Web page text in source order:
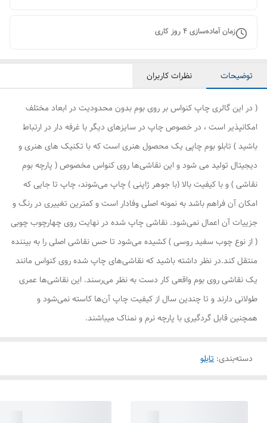
زمان آماده‌سازی4روز کاری
توضیحات نظرات کاربران
( در این گالری چاپ کنواس بر روی بوم بدون محدودیت در ابعاد مختلف
امکانپذیر است ، در خصوص چاپ در سایزهای دیگر با غرفه دار در ارتباط
باشید ) تابلو بوم چاپی یک محصول هنری است که با تکنیک های هنری و
دیجیتال تولید می شود و این نقاشی‌ها روی کنواس مخصوص ( پارچه بوم
نقاشی ) و با کیفیت بالا (با جوهر ژاپنی ) چاپ می‌شوند، چاپ تا جایی که
امکان آن فراهم باشد به نمونه اصلی وفادار است و کمترین تغییری در رنگ و
جزییات آن اعمال نمی‌شود. نقاشی چاپ شده در نهایت روی چهارچوب چوبی
( از نوع چوب سفید روسی ) کشیده می‌شود تا حس نقاشی اصلی را به بیننده
منتقل کند.در نظر داشته باشید که نقاشی‌های چاپ شده روی کنواس مانند
یک نقاشی روی بوم واقعی کار دست به نظر می‌رسند. این نقاشی‌ها عمری
طولانی دارند و تا چندین سال از کیفیت چاپ آن‌ها کاسته نمی‌شود و
همچنین قابل گردگیری با پارچه نرم و نمناک میباشند.
دسته‌بندی: تابلو